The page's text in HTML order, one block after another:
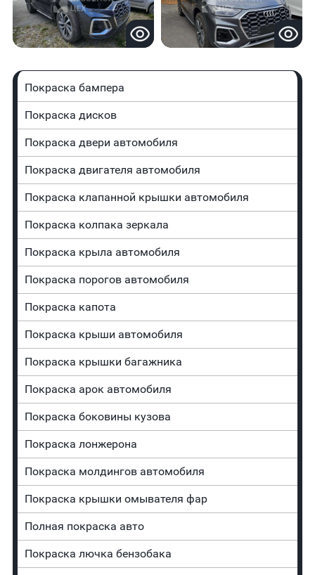
Покраска бампера
Покраска дисков
Покраска двери автомобиля
Покраска двигателя автомобиля
Покраска клапанной крышки автомобиля
Покраска колпака зеркала
Покраска крыла автомобиля
Покраска порогов автомобиля
Покраска капота
Покраска крыши автомобиля
Покраска крышки багажника
Покраска арок автомобиля
Покраска боковины кузова
Покраска лонжерона
Покраска молдингов автомобиля
Покраска крышки омывателя фар
Полная покраска авто
Покраска лючка бензобака